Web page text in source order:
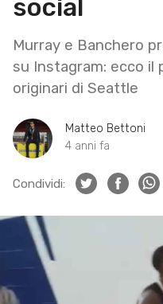
social
Murray e Banchero
su Instagram: ecco il
originari di Seattle
Matteo Bettoni
4 anni fa
Condividi: